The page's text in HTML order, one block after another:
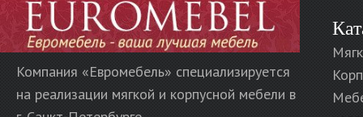
Компания «Евромебель» специализируется
на реализации мягкой и корпусной мебели в